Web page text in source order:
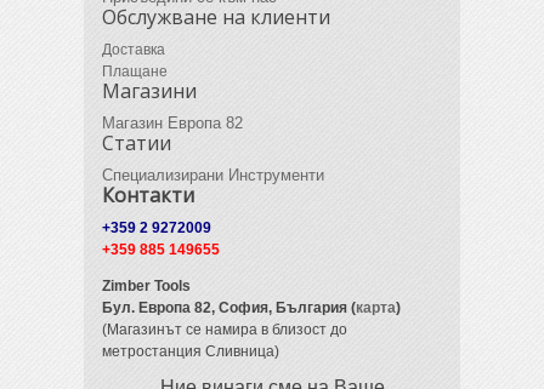
Обслужване на клиенти
Доставка
Плащане
Магазини
Магазин Европа 82
Статии
Специализирани Инструменти
Контакти
+359 2 9272009
+359 885 149655
Zimber Tools
Бул. Европа 82, София, България (карта)
(Магазинът се намира в близост до
метростанция Сливница)